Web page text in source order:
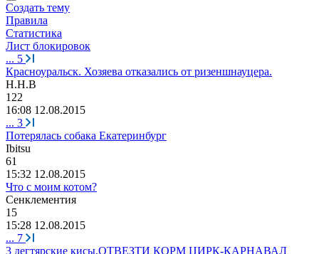
Создать тему
Правила
Статистика
Лист блокировок
... 5
Красноуральск. Хозяева отказались от ризеншнауцера.
Н.Н.В
122
16:08 12.08.2015
... 3
Потерялась собака Екатеринбург
Ibitsu
61
15:32 12.08.2015
Что с моим котом?
Сенклементия
15
15:28 12.08.2015
... 7
3 дегтярские кисы.ОТВЕЗТИ КОРМ ЦИРК-КАРНАВАЛ